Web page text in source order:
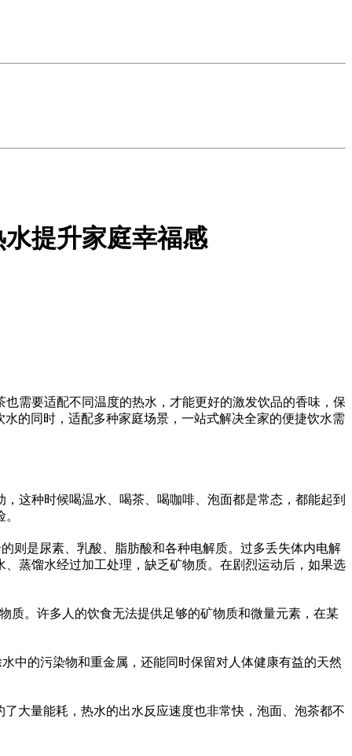
提升家庭幸福感
需要适配不同温度的热水，才能更好的激发饮品的香味，保
的同时，适配多种家庭场景，一站式解决全家的便捷饮水需
这种时候喝温水、喝茶、喝咖啡、泡面都是常态，都能起到
则是尿素、乳酸、脂肪酸和各种电解质。过多丢失体内电解
蒸馏水经过加工处理，缺乏矿物质。在剧烈运动后，如果选
质。许多人的饮食无法提供足够的矿物质和微量元素，在某
中的污染物和重金属，还能同时保留对人体健康有益的天然
大量能耗，热水的出水反应速度也非常快，泡面、泡茶都不